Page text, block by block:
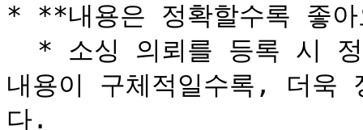
* **내용은 정확할수록 좋
내용이 구체적일수록, 더욱
다.